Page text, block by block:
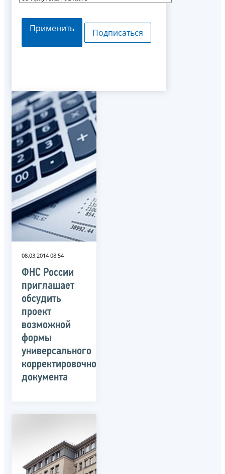
Применить Подписаться
08.03.2014 08:54
ФНС России
приглашает
обсудить
проект
возможной
формы
универсального
корректировочного
документа